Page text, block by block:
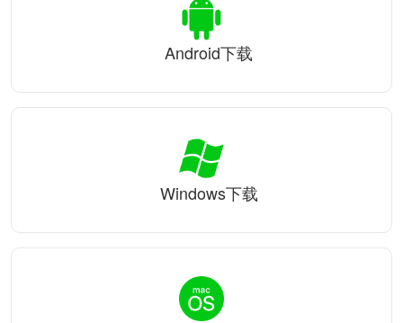
Android下载
Windows下载